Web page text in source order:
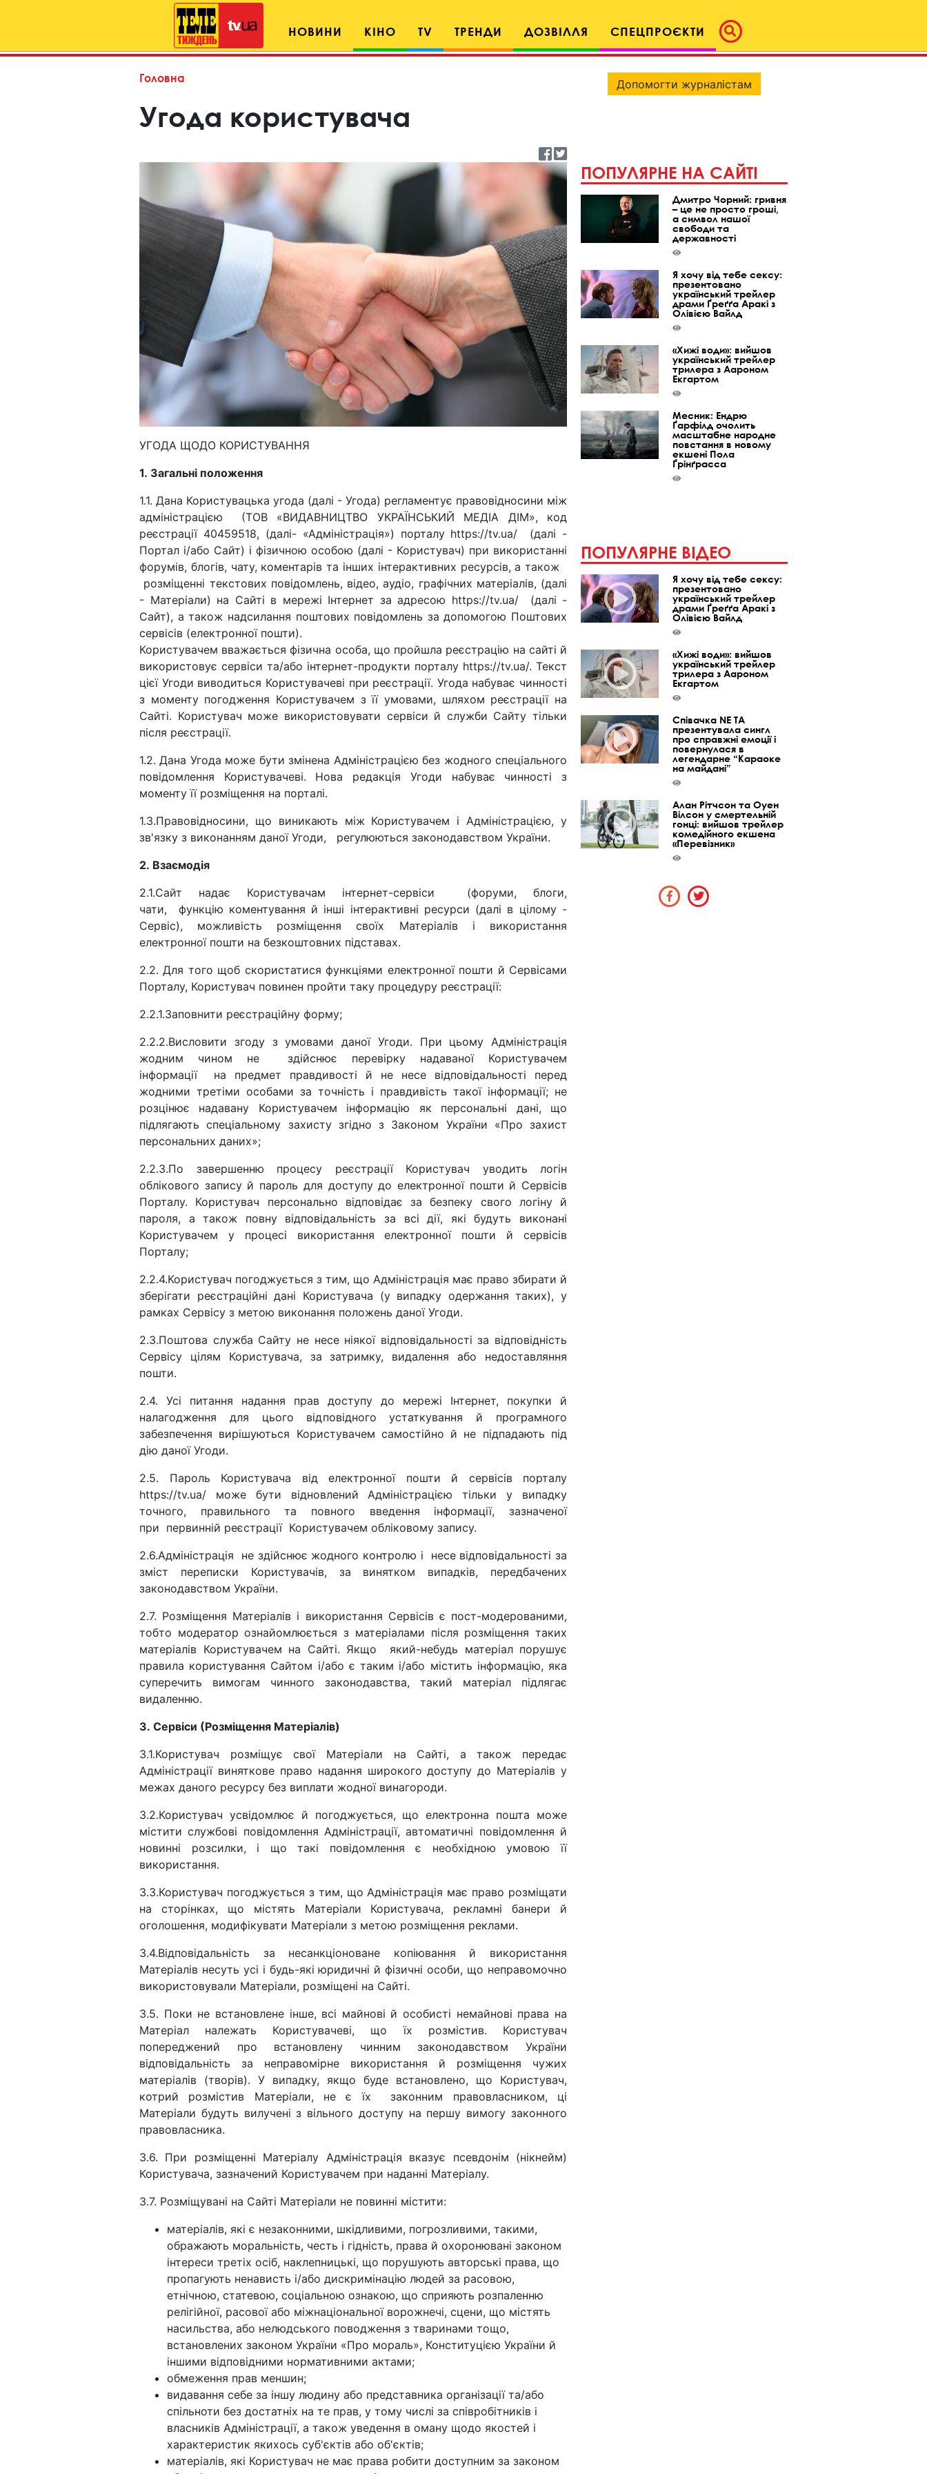
НОВИНИ КІНО TV ТРЕНДИ ДОЗВІЛЛЯ СПЕЦПРОЄКТИ
Головна
Угода користувача
УГОДА ЩОДО КОРИСТУВАННЯ
1. Загальні положення
1.1. Дана Користувацька угода (далі - Угода) регламентує правовідносини між
адміністрацією (ТОВ «ВИДАВНИЦТВО УКРАЇНСЬКИЙ МЕДІА ДІМ», код
реєстрації 40459518, (далі- «Адміністрація») порталу https://tv.ua/ (далі -
Портал і/або Сайт) і фізичною особою (далі - Користувач) при використанні
форумів, блогів, чату, коментарів та інших інтерактивних ресурсів, а також
розміщенні текстових повідомлень, відео, аудіо, графічних матеріалів, (далі
- Матеріали) на Сайті в мережі Інтернет за адресою https://tv.ua/ (далі -
Сайт), а також надсилання поштових повідомлень за допомогою Поштових
сервісів (електронної пошти).
Користувачем вважається фізична особа, що пройшла реєстрацію на сайті й
використовує сервіси та/або інтернет-продукти порталу https://tv.ua/. Текст
цієї Угоди виводиться Користувачеві при реєстрації. Угода набуває чинності
з моменту погодження Користувачем з її умовами, шляхом реєстрації на
Сайті. Користувач може використовувати сервіси й служби Сайту тільки
після реєстрації.
1.2. Дана Угода може бути змінена Адміністрацією без жодного спеціального
повідомлення Користувачеві. Нова редакція Угоди набуває чинності з
моменту її розміщення на порталі.
1.3.Правовідносини, що виникають між Користувачем і Адміністрацією, у
зв'язку з виконанням даної Угоди, регулюються законодавством України.
2. Взаємодія
2.1.Сайт надає Користувачам інтернет-сервіси (форуми, блоги,
чати, функцію коментування й інші інтерактивні ресурси (далі в цілому -
Сервіс), можливість розміщення своїх Матеріалів і використання
електронної пошти на безкоштовних підставах.
2.2. Для того щоб скористатися функціями електронної пошти й Сервісами
Порталу, Користувач повинен пройти таку процедуру реєстрації:
2.2.1.Заповнити реєстраційну форму;
2.2.2.Висловити згоду з умовами даної Угоди. При цьому Адміністрація
жодним чином не здійснює перевірку надаваної Користувачем
інформації на предмет правдивості й не несе відповідальності перед
жодними третіми особами за точність і правдивість такої інформації; не
розцінює надавану Користувачем інформацію як персональні дані, що
підлягають спеціальному захисту згідно з Законом України «Про захист
персональних даних»;
2.2.3.По завершенню процесу реєстрації Користувач уводить логін
облікового запису й пароль для доступу до електронної пошти й Сервісів
Порталу. Користувач персонально відповідає за безпеку свого логіну й
пароля, а також повну відповідальність за всі дії, які будуть виконані
Користувачем у процесі використання електронної пошти й сервісів
Порталу;
2.2.4.Користувач погоджується з тим, що Адміністрація має право збирати й
зберігати реєстраційні дані Користувача (у випадку одержання таких), у
рамках Сервісу з метою виконання положень даної Угоди.
2.3.Поштова служба Сайту не несе ніякої відповідальності за відповідність
Сервісу цілям Користувача, за затримку, видалення або недоставляння
пошти.
2.4. Усі питання надання прав доступу до мережі Інтернет, покупки й
налагодження для цього відповідного устаткування й програмного
забезпечення вирішуються Користувачем самостійно й не підпадають під
дію даної Угоди.
2.5. Пароль Користувача від електронної пошти й сервісів порталу
https://tv.ua/ може бути відновлений Адміністрацією тільки у випадку
точного, правильного та повного введення інформації, зазначеної
при первинній реєстрації Користувачем обліковому запису.
2.6.Адміністрація не здійснює жодного контролю і несе відповідальності за
зміст переписки Користувачів, за винятком випадків, передбачених
законодавством України.
2.7. Розміщення Матеріалів і використання Сервісів є пост-модерованими,
тобто модератор ознайомлюється з матеріалами після розміщення таких
матеріалів Користувачем на Сайті. Якщо який-небудь матеріал порушує
правила користування Сайтом і/або є таким і/або містить інформацію, яка
суперечить вимогам чинного законодавства, такий матеріал підлягає
видаленню.
3. Сервіси (Розміщення Матеріалів)
3.1.Користувач розміщує свої Матеріали на Сайті, а також передає
Адміністрації виняткове право надання широкого доступу до Матеріалів у
межах даного ресурсу без виплати жодної винагороди.
3.2.Користувач усвідомлює й погоджується, що електронна пошта може
містити службові повідомлення Адміністрації, автоматичні повідомлення й
новинні розсилки, і що такі повідомлення є необхідною умовою її
використання.
3.3.Користувач погоджується з тим, що Адміністрація має право розміщати
на сторінках, що містять Матеріали Користувача, рекламні банери й
оголошення, модифікувати Матеріали з метою розміщення реклами.
3.4.Відповідальність за несанкціоноване копіювання й використання
Матеріалів несуть усі і будь-які юридичні й фізичні особи, що неправомочно
використовували Матеріали, розміщені на Сайті.
3.5. Поки не встановлене інше, всі майнові й особисті немайнові права на
Матеріал належать Користувачеві, що їх розмістив. Користувач
попереджений про встановлену чинним законодавством України
відповідальність за неправомірне використання й розміщення чужих
матеріалів (творів). У випадку, якщо буде встановлено, що Користувач,
котрий розмістив Матеріали, не є їх законним правовласником, ці
Матеріали будуть вилучені з вільного доступу на першу вимогу законного
правовласника.
3.6. При розміщенні Матеріалу Адміністрація вказує псевдонім (нікнейм)
Користувача, зазначений Користувачем при наданні Матеріалу.
3.7. Розміщувані на Сайті Матеріали не повинні містити:
матеріалів, які є незаконними, шкідливими, погрозливими, такими,
ображають моральність, честь і гідність, права й охоронювані законом
інтереси третіх осіб, наклепницькі, що порушують авторські права, що
пропагують ненависть і/або дискримінацію людей за расовою,
етнічною, статевою, соціальною ознакою, що сприяють розпаленню
релігійної, расової або міжнаціональної ворожнечі, сцени, що містять
насильства, або нелюдського поводження з тваринами тощо,
встановлених законом України «Про мораль», Конституцією України й
іншими відповідними нормативними актами;
обмеження прав меншин;
видавання себе за іншу людину або представника організації та/або
спільноти без достатніх на те прав, у тому числі за співробітників і
власників Адміністрації, а також уведення в оману щодо якостей і
характеристик якихось суб'єктів або об'єктів;
матеріалів, які Користувач не має права робити доступним за законом
Допомогти журналістам
ПОПУЛЯРНЕ НА САЙТІ
Дмитро Чорний: гривня
– це не просто гроші,
а символ нашої
свободи та
державності
Я хочу від тебе сексу:
презентовано
український трейлер
драми Ґреґґа Аракі з
Олівією Вайлд
«Хижі води»: вийшов
український трейлер
трилера з Аароном
Екгартом
Месник: Ендрю
Ґарфілд очолить
масштабне народне
повстання в новому
екшені Пола
Ґрінґрасса
ПОПУЛЯРНЕ ВІДЕО
Я хочу від тебе сексу:
презентовано
український трейлер
драми Ґреґґа Аракі з
Олівією Вайлд
«Хижі води»: вийшов
український трейлер
трилера з Аароном
Екгартом
Співачка NE TA
презентувала сингл
про справжні емоції і
повернулася в
легендарне “Караоке
на майдані”
Алан Рітчсон та Оуен
Вілсон у смертельній
гонці: вийшов трейлер
комедійного екшена
«Перевізник»